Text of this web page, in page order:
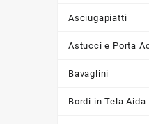
Asciugapiatti
Astucci e Porta
Bavaglini
Bordi in Tela Aida